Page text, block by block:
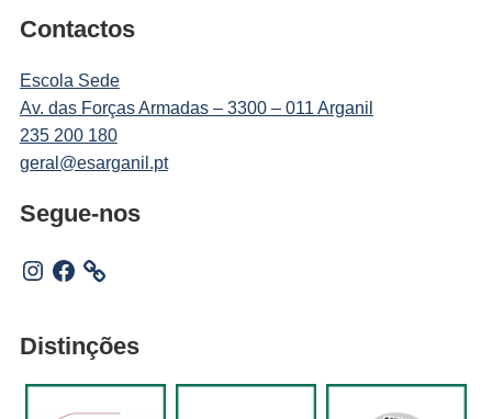
Contactos
Escola Sede
Av. das Forças Armadas – 3300 – 011 Arganil
235 200 180
geral@esarganil.pt
Segue-nos
Instagram
Facebook
Distinções